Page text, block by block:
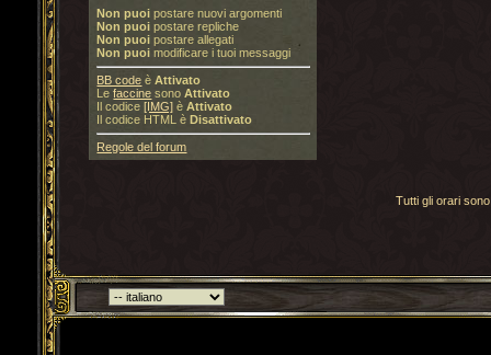
Non puoi postare nuovi argomenti
Non puoi postare repliche
Non puoi postare allegati
Non puoi modificare i tuoi messaggi
BB code èAttivato
Lefaccine sonoAttivato
Il codice[IMG] èAttivato
Il codice HTML èDisattivato
Regole del forum
Tutti gli orari
Torna indietro